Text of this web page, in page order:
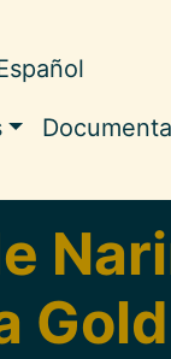
Gold